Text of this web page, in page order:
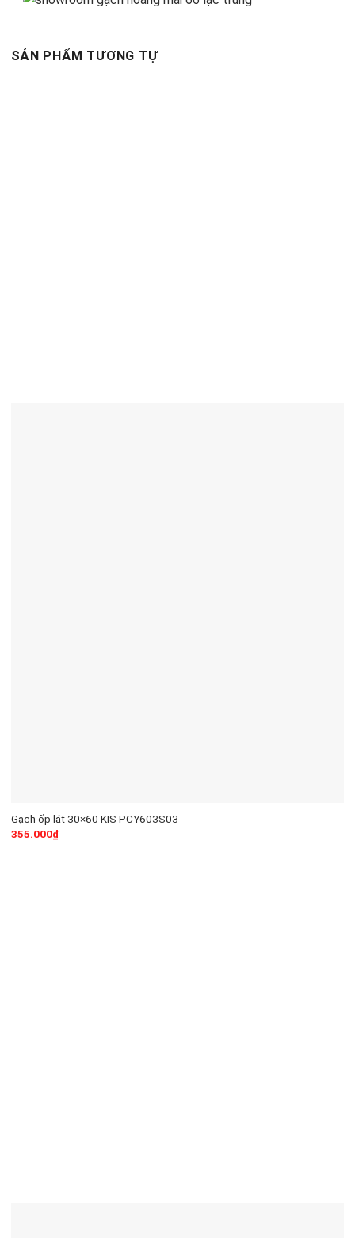
SẢN PHẨM TƯƠNG TỰ
Gạch ốp lát 30×60 KIS PCY603S03
355.000₫